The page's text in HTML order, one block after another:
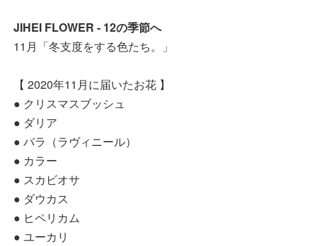
JIHEI FLOWER - 12の季節へ
11月「冬支度をする色たち。」
【 2020年11月に届いたお花 】
● クリスマスブッシュ
● ダリア
● バラ（ラヴィニール）
● カラー
● スカビオサ
● ダウカス
● ヒペリカム
● ユーカリ